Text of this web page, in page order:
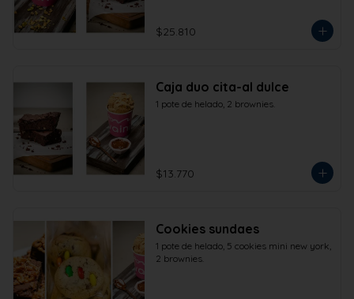
$25.810
Caja duo cita-al dulce
1 pote de helado, 2 brownies.
$13.770
Cookies sundaes
1 pote de helado, 5 cookies mini new york,
2 brownies.